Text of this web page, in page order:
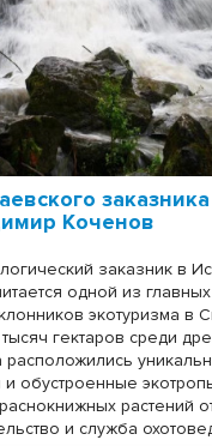
Коченов
заказник в
одной из
экотуризма в
гектаров среди
расположились
обустроенные
растений
и служба